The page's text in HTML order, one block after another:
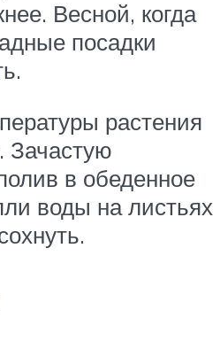
Весной, когда
посадки
растения
Зачастую
в обеденное
воды на листьях